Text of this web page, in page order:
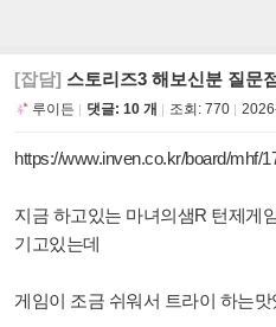
[잡담] 스토리즈3 해보신분 질문
루이든 댓글: 10 개 조회: 770
https://www.inven.co.kr/board/mhf/
지금 하고있는 마녀의샘R 턴제게
기고있는데
게임이 조금 쉬워서 트라이 하는